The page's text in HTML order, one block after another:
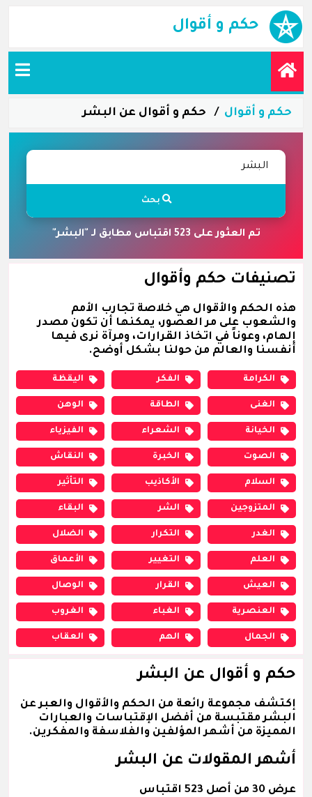
حكم و أقوال
حكم و أقوال حكم و أقوال عن البشر
بحث
تم العثور على 523 اقتباس مطابق لـ "البشر"
تصنيفات حكم وأقوال
هذه الحكم والأقوال هي خلاصة تجارب الأمم
والشعوب على مر العصور، يمكنها أن تكون مصدر
إلهام، وعوناً في اتخاذ القرارات، ومرآة نرى فيها
أنفسنا والعالم من حولنا بشكل أوضح.
الكرامة الفكر اليقظة
الغنى الطاقة الوهن
الخيانة الشعراء الفيزياء
الصوت الخبرة النقاش
السلام الأكاذيب التأثير
المتزوجين الشر البقاء
الغدر التكرار الضلال
العلم التغيير الأعماق
العيش القرار الوصال
العنصرية الغباء الغروب
الجمال الهم العقاب
حكم و أقوال عن البشر
إكتشف مجموعة رائعة من الحكم والأقوال والعبر عن
البشر مقتبسة من أفضل الإقتباسات والعبارات
المميزة من أشهر المؤلفين والفلاسفة والمفكرين.
أشهر المقولات عن البشر
عرض 30 من أصل 523 اقتباس